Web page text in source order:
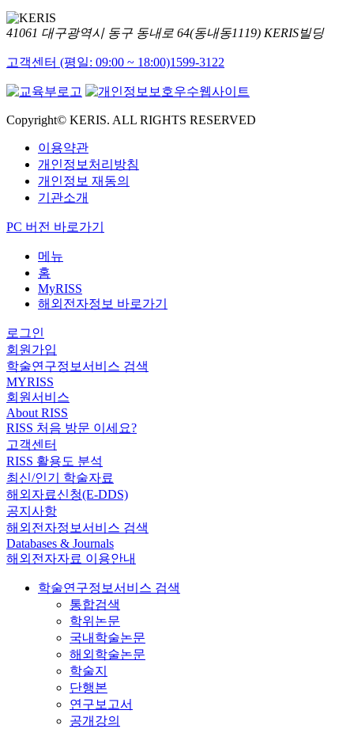
41061 대구광역시 동구 동내로 64(동내동1119) KERIS빌딩
고객센터 (평일: 09:00 ~ 18:00)1599-3122
Copyright© KERIS. ALL RIGHTS RESERVED
이용약관
개인정보처리방침
개인정보 재동의
기관소개
PC 버전 바로가기
메뉴
홈
MyRISS
해외전자정보 바로가기
로그인
회원가입
학술연구정보서비스 검색
MYRISS
회원서비스
About RISS
RISS 처음 방문 이세요?
고객센터
RISS 활용도 분석
최신/인기 학술자료
해외자료신청(E-DDS)
공지사항
해외전자정보서비스 검색
Databases & Journals
해외전자자료 이용안내
학술연구정보서비스 검색
통합검색
학위논문
국내학술논문
해외학술논문
학술지
단행본
연구보고서
공개강의